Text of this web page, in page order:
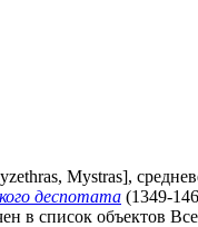
Mystras],
деспотата (1349-
в список объектов